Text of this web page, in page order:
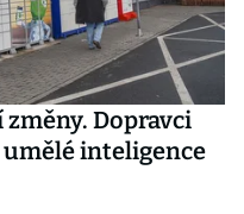
Dopravci
inteligence